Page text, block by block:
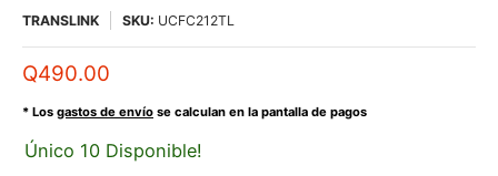
TRANSLINK SKU: UCFC212TL
Q490.00
* Los gastos de envío se calculan en la pantalla de pagos
Único 10 Disponible!